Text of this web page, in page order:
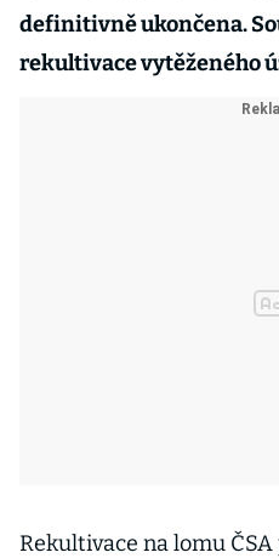
definitivně ukončena.
rekultivace vytěženého
Rekultivace na lomu